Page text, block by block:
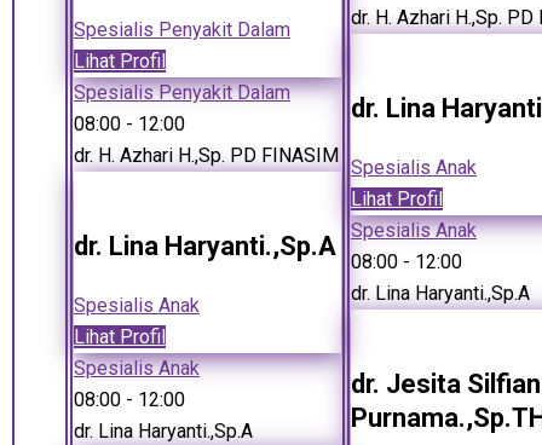
Spesialis Penyakit Dalam
Lihat Profil
Spesialis Penyakit Dalam
08:00 - 12:00
dr. H. Azhari H.,Sp. PD FINASIM
dr. Lina Haryanti.,Sp.A
Spesialis Anak
Lihat Profil
Spesialis Anak
08:00 - 12:00
dr. Lina Haryanti.,Sp.A
dr. H. Azhari H.,Sp.
dr. Lina
Spesialis Anak
Lihat Profil
Spesialis Anak
08:00 - 12:00
dr. Lina Haryanti.,Sp.A
dr. Jesita